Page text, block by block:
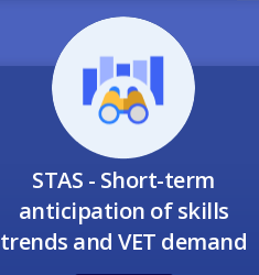
Image
STAS - Short-term
anticipation of skills
trends and VET demand